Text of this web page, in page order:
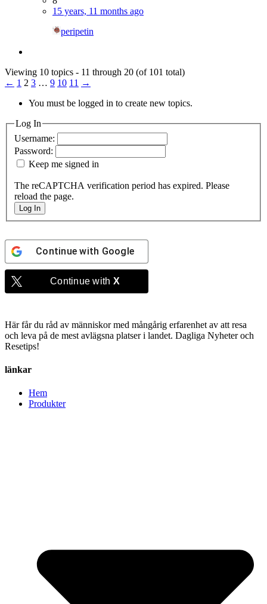
15 years, 11 months ago
peripetin
Viewing 10 topics - 11 through 20 (of 101 total)
← 1 2 3 … 9 10 11 →
You must be logged in to create new topics.
Log In
Username:
Password:
Keep me signed in
The reCAPTCHA verification period has expired. Please
reload the page.
Log In
Continue with Google
Continue with X
Här får du råd av människor med mångårig erfarenhet av att resa
och leva på de mest avlägsna platser i landet. Dagliga Nyheter och
Resetips!
länkar
Hem
Produkter